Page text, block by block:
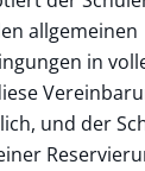
allgemeinen
in
und der